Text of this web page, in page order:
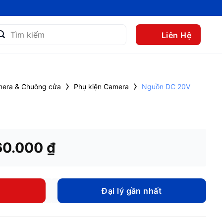
Liên Hệ
& Chuông cửa › Phụ kiện Camera › Nguồn DC 20V
₫.
₫Giá
là:
260.000 ₫.Đại lý gần nhất